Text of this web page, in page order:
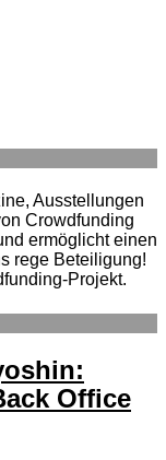
Ausstellungen
Crowdfunding
ermöglicht einen
rege Beteiligung!
Projekt.
Office